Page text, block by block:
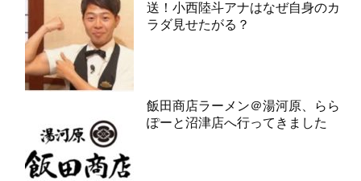
送！小西陸斗アナはなぜ自身のカ
ラダ見せたがる？
飯田商店ラーメン＠湯河原、らら
ぽーと沼津店へ行ってきました